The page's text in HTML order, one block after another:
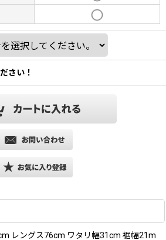
さい！
レングス76cm ワタリ幅31cm 裾幅21m